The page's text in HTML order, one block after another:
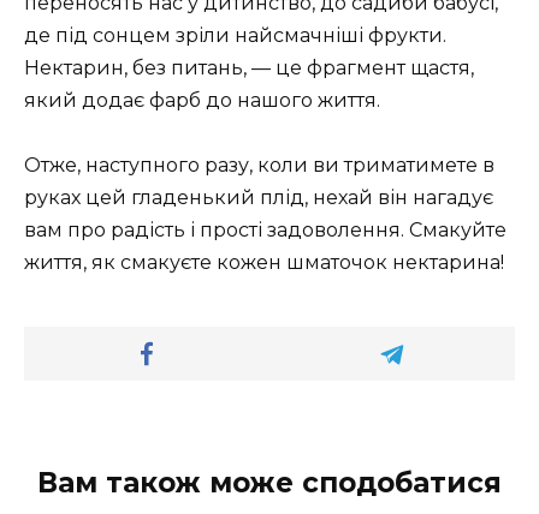
де під сонцем зріли найсмачніші фрукти.
Нектарин, без питань, — це фрагмент щастя,
який додає фарб до нашого життя.
Отже, наступного разу, коли ви триматимете в
руках цей гладенький плід, нехай він нагадує
вам про радість і прості задоволення. Смакуйте
життя, як смакуєте кожен шматочок нектарина!
Вам також може сподобатися